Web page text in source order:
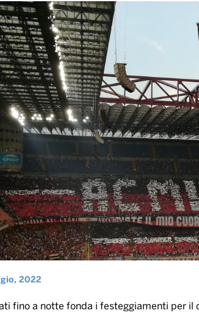
2022
fino a notte fonda i festeggiamenti per